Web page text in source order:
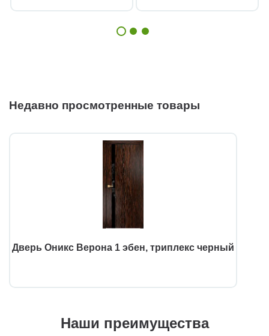
Недавно просмотренные товары
Дверь Оникс Верона 1 эбен, триплекс черный
Наши преимущества